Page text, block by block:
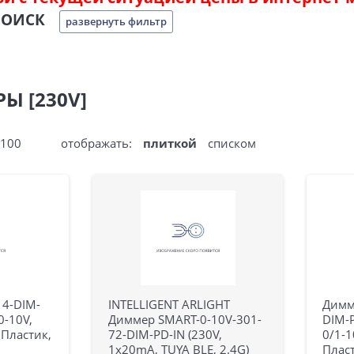
развернуть фильтр
[230V]
100 отображать: плиткой списком
DIM-
10V,
INTELLIGENT ARLIGHT
Диммер SMART-0-10V-301-
72-DIM-PD-IN (230V,
1x20mA, TUYA BLE, 2.4G)
DIM-
0/1-